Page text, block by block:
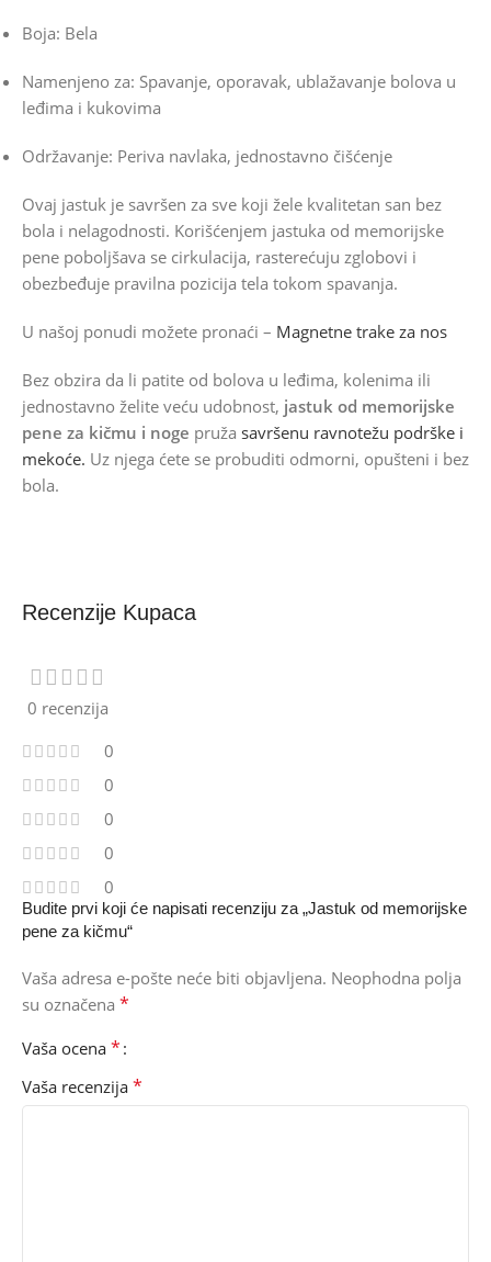
Boja: Bela
Namenjeno za: Spavanje, oporavak, ublažavanje bolova u
leđima i kukovima
Održavanje: Periva navlaka, jednostavno čišćenje
Ovaj jastuk je savršen za sve koji žele kvalitetan san bez
bola i nelagodnosti. Korišćenjem jastuka od memorijske
pene poboljšava se cirkulacija, rasterećuju zglobovi i
obezbeđuje pravilna pozicija tela tokom spavanja.
U našoj ponudi možete pronaći – Magnetne trake za nos
Bez obzira da li patite od bolova u leđima, kolenima ili
jednostavno želite veću udobnost, jastuk od memorijske
pene za kičmu i noge pruža savršenu ravnotežu podrške i
mekoće. Uz njega ćete se probuditi odmorni, opušteni i bez
bola.
Recenzije Kupaca
0 recenzija
0
0
0
0
0
Budite prvi koji će napisati recenziju za „Jastuk od memorijske
pene za kičmu“
Vaša adresa e-pošte neće biti objavljena. Neophodna polja
su označena *
Vaša ocena *
Vaša recenzija *